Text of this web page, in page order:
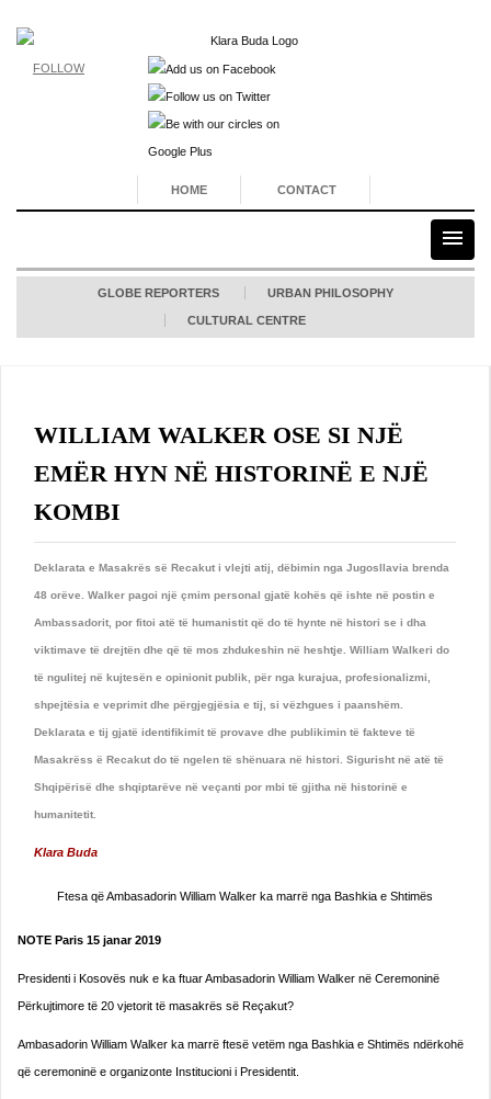
FOLLOW
HOME CONTACT
GLOBE REPORTERS URBAN PHILOSOPHY
CULTURAL CENTRE
WILLIAM WALKER OSE SI NJË
EMËR HYN NË HISTORINË E NJË
KOMBI
Deklarata e Masakrës së Recakut i vlejti atij, dëbimin nga Jugosllavia brenda
48 orëve. Walker pagoi një çmim personal gjatë kohës që ishte në postin e
Ambassadorit, por fitoi atë të humanistit që do të hynte në histori se i dha
viktimave të drejtën dhe që të mos zhdukeshin në heshtje. William Walkeri do
të ngulitej në kujtesën e opinionit publik, për nga kurajua, profesionalizmi,
shpejtësia e veprimit dhe përgjegjësia e tij, si vëzhgues i paanshëm.
Deklarata e tij gjatë identiﬁkimit të provave dhe publikimin të fakteve të
Masakrëss ë Recakut do të ngelen të shënuara në histori. Si­gurisht në atë të
Shqipërisë dhe shqiptarëve në veçanti por mbi të gjitha në historinë e
humanitetit.
Klara Buda
Ftesa që Ambasadorin William Walker ka marrë nga Bashkia e Shtimës
NOTE Paris 15 janar 2019
Presidenti i Kosovës nuk e ka ftuar Ambasadorin William Walker në Ceremoninë
Përkujtimore të 20 vjetorit të masakrës së Reçakut?
Ambasadorin William Walker ka marrë ftesë vetëm nga Bashkia e Shtimës ndërkohë
që ceremoninë e organizonte Institucioni i Presidentit.